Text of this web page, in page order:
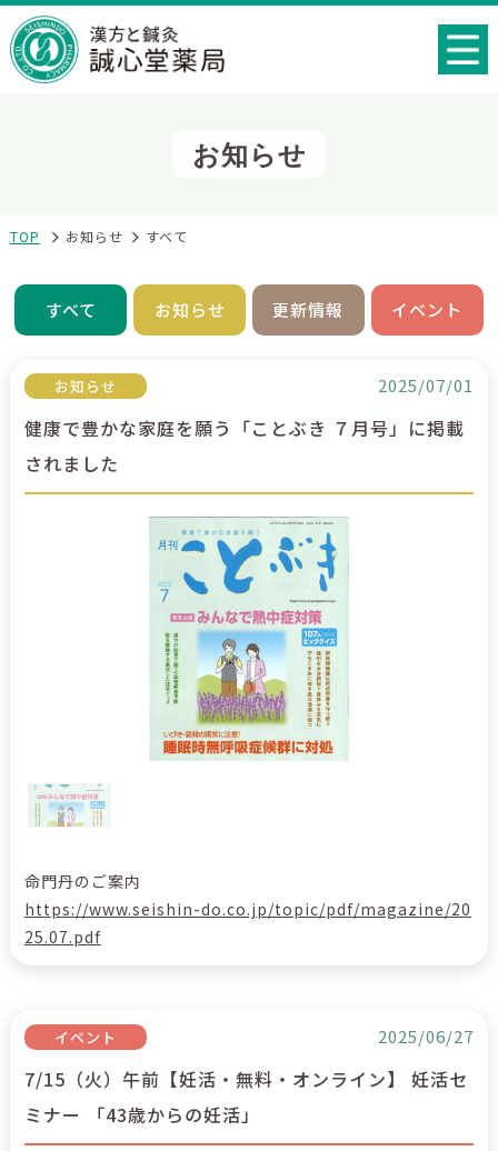
お知らせ
TOP お知らせ すべて
すべて お知らせ 更新情報 イベント
お知らせ 2025/07/01
健康で豊かな家庭を願う「ことぶき ７月号」に掲載
されました
命門丹のご案内
https://www.seishin-do.co.jp/topic/pdf/magazine/20
25.07.pdf
イベント 2025/06/27
7/15（火）午前【妊活・無料・オンライン】 妊活セ
ミナー 「43歳からの妊活」